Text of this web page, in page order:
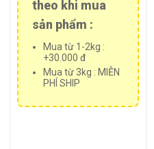
theo khi mua
sản phẩm :
Mua từ 1-2kg :
+30.000 đ
Mua từ 3kg : MIỄN
PHÍ SHIP